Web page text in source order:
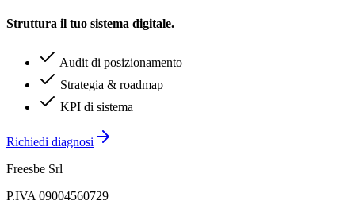
Struttura il tuo sistema digitale.
Audit di posizionamento
Strategia & roadmap
KPI di sistema
Richiedi diagnosi
Freesbe Srl
P.IVA 09004560729